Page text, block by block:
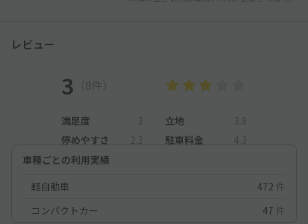
レビュー
3 （8件）
満足度 3 立地
3.9
停めやすさ
2.3 駐車料金
4.3
車種ごとの利用実績
軽自動車
472 件
コンパクトカー
47 件